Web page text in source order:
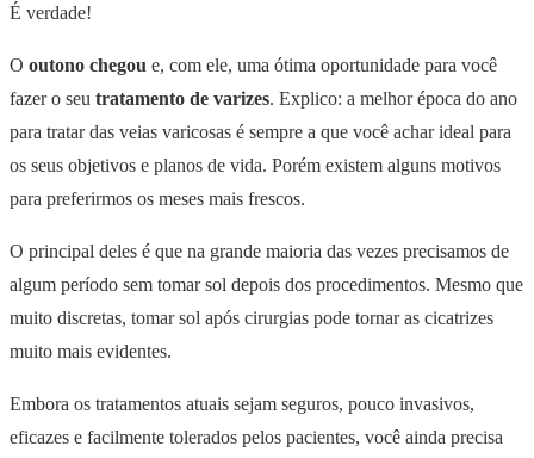
É verdade!
O outono chegou e, com ele, uma ótima oportunidade para você
fazer o seu tratamento de varizes. Explico: a melhor época do ano
para tratar das veias varicosas é sempre a que você achar ideal para
os seus objetivos e planos de vida. Porém existem alguns motivos
para preferirmos os meses mais frescos.
O principal deles é que na grande maioria das vezes precisamos de
algum período sem tomar sol depois dos procedimentos. Mesmo que
muito discretas, tomar sol após cirurgias pode tornar as cicatrizes
muito mais evidentes.
Embora os tratamentos atuais sejam seguros, pouco invasivos,
eficazes e facilmente tolerados pelos pacientes, você ainda precisa